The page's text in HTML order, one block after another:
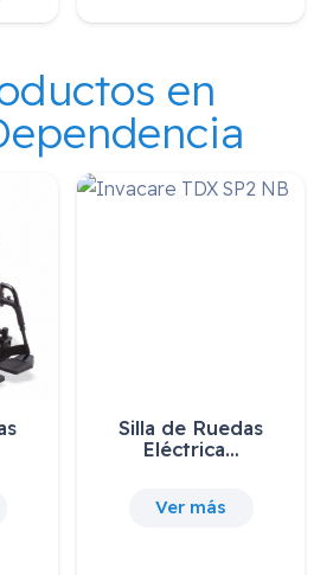
en
Silla de Ruedas
Eléctrica…
Ver más